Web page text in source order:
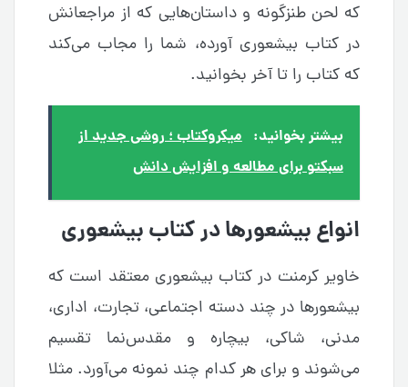
که لحن طنزگونه و داستان‌هایی که از مراجعانش
در کتاب بیشعوری آورده، شما را مجاب می‌کند
که کتاب را تا آخر بخوانید.
بیشتر بخوانید: میکروکتاب ؛ روشی جدید از
سبکتو برای مطالعه و افزایش دانش
انواع بیشعورها در کتاب بیشعوری
خاویر کرمنت در کتاب بیشعوری معتقد است که
بیشعورها در چند دسته اجتماعی، تجارت، اداری،
مدنی، شاکی، بیچاره و مقدس‌نما تقسیم
می‌شوند و برای هر کدام چند نمونه می‌آورد. مثلا